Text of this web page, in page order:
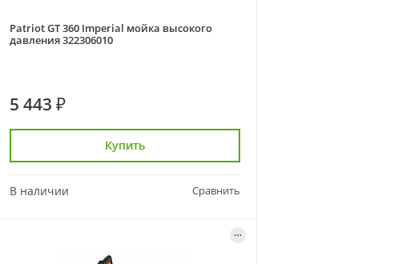
Patriot GT 360 Imperial мойка высокого
давления 322306010
5 443 ₽
Купить
В наличии Сравнить